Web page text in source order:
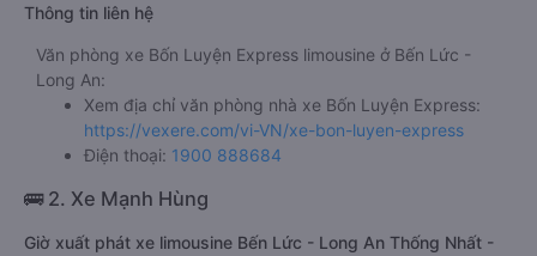
Thông tin liên hệ
Văn phòng xe Bốn Luyện Express limousine ở Bến Lức -
Long An:
Xem địa chỉ văn phòng nhà xe Bốn Luyện Express:
https://vexere.com/vi-VN/xe-bon-luyen-express
Điện thoại: 1900 888684
🚌 2. Xe Mạnh Hùng
Giờ xuất phát xe limousine Bến Lức - Long An Thống Nhất -